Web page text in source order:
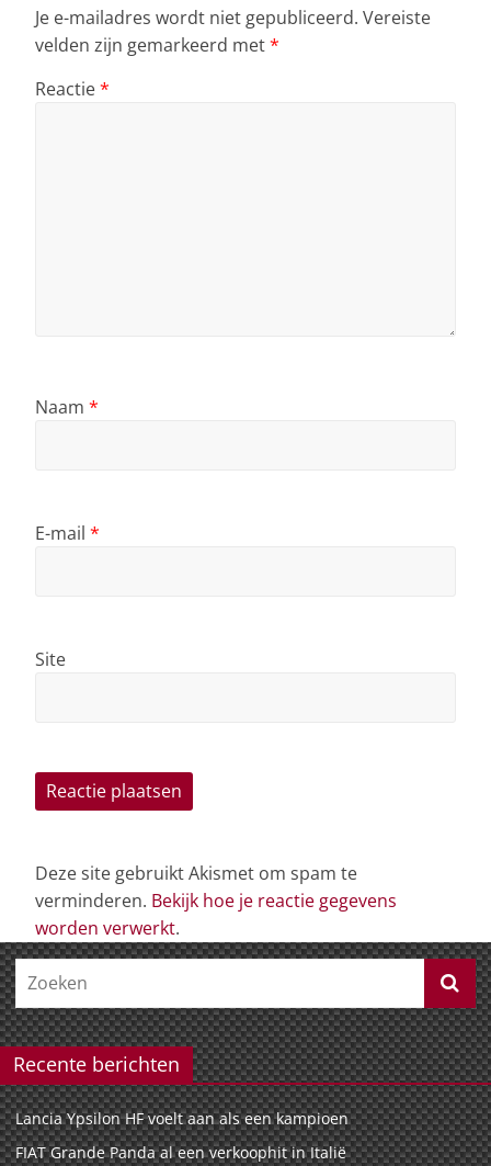
Je e-mailadres wordt niet gepubliceerd. Vereiste
velden zijn gemarkeerd met*
Reactie*
Naam *
E-mail *
Site
Deze site gebruikt Akismet om spam te
verminderen. Bekijk hoe je reactie gegevens
worden verwerkt.
Recente berichten
Lancia Ypsilon HF voelt aan als een kampioen
FIAT Grande Panda al een verkoophit in Italië